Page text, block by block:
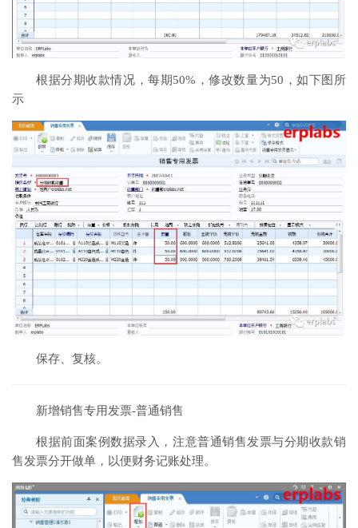
根据分期收款情况，每期50%，修改数量为50，如下图所
示
保存、复核。
新增销售专用发票-普通销售
根据前面案例数据录入，注意普通销售发票与分期收款销
售发票分开做单，以便财务记账处理。